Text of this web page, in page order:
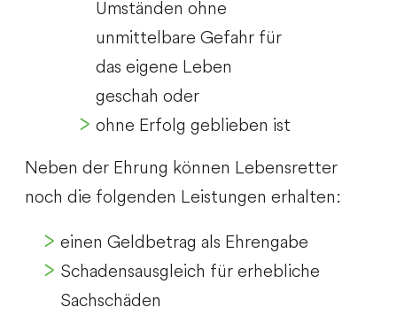
Umständen ohne
unmittelbare Gefahr für
das eigene Leben
geschah oder
ohne Erfolg geblieben ist
Neben der Ehrung können Lebensretter
noch die folgenden Leistungen erhalten:
einen Geldbetrag als Ehrengabe
Schadensausgleich für erhebliche
Sachschäden